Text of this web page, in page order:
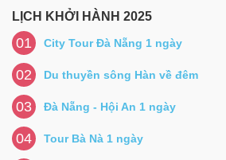
LỊCH KHỞI HÀNH 2025
01 City Tour Đà Nẵng 1 ngày
02 Du thuyền sông Hàn về đêm
03 Đà Nẵng - Hội An 1 ngày
04 Tour Bà Nà 1 ngày